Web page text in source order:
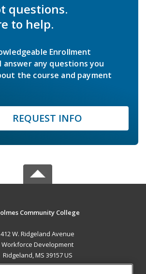
questions.
to help.
Enrollment
answer any questions you
the course and payment
REQUEST INFO
Community College
412 W. Ridgeland Avenue
Workforce Development
Ridgeland, MS 39157 US